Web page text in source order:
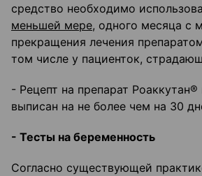
средство необходимо
меньшей мере, одного месяца с
прекращения лечения
том числе у пациенток,
- Рецепт на препарат
выписан на не более чем на 30
- Тесты на беременность
Согласно существующей